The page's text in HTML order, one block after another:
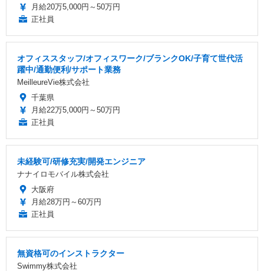
月給20万5,000円～50万円
正社員
オフィススタッフ/オフィスワーク/ブランクOK/子育て世代活
躍中/通勤便利/サポート業務
MeilleureVie株式会社
千葉県
月給22万5,000円～50万円
正社員
未経験可/研修充実/開発エンジニア
ナナイロモバイル株式会社
大阪府
月給28万円～60万円
正社員
無資格可のインストラクター
Swimmy株式会社